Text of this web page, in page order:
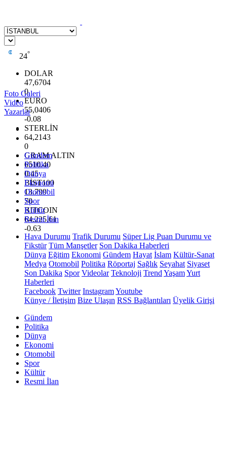
24°
DOLAR
47,6704
0
EURO
55,0406
-0.08
STERLİN
64,2143
0
GRAM ALTIN
6510.40
0.45
BİST100
13.799
70
BITCOIN
64.225,61
-0.63
Foto Galeri
Video
Yazarlar
Gündem
Politika
Dünya
Ekonomi
Otomobil
Spor
Kültür
Resmi İlan
Hava Durumu Trafik Durumu Süper Lig Puan Durumu ve
Fikstür Tüm Manşetler Son Dakika Haberleri
Dünya Eğitim Ekonomi Gündem Hayat İslam Kültür-Sanat
Medya Otomobil Politika Röportaj Sağlık Seyahat Siyaset
Son Dakika Spor Videolar Teknoloji Trend YaşamYurt
Haberleri
Facebook Twitter InstagramYoutube
Künye / İletişim Bize Ulaşın RSS Bağlantıları Üyelik Girişi
Gündem
Politika
Dünya
Ekonomi
Otomobil
Spor
Kültür
Resmi İlan